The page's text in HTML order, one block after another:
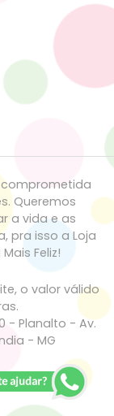
comprometida
Queremos
a vida e as
pra isso a Loja
Feliz!
o valor válido
- Planalto - Av.
- MG